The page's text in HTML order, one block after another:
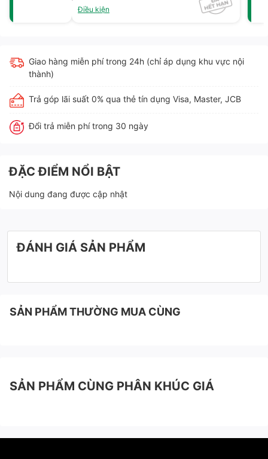
Điều kiện
Giao hàng miễn phí trong 24h (chỉ áp dụng khu vực nội
thành)
Trả góp lãi suất 0% qua thẻ tín dụng Visa, Master, JCB
Đổi trả miễn phí trong 30 ngày
ĐẶC ĐIỂM NỔI BẬT
Nội dung đang được cập nhật
ĐÁNH GIÁ SẢN PHẨM
SẢN PHẨM THƯỜNG MUA CÙNG
SẢN PHẨM CÙNG PHÂN KHÚC GIÁ